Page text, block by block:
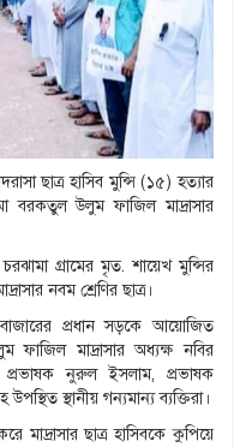
ছাত্র হাসিব মুন্সি (১৫) হত্যার
বরকতুল উলুম ফাজিল মাদ্রাসার
গ্রামের মৃত. শায়েখ মুন্সির
নবম শ্রেণির ছাত্র।
প্রধান সড়কে আয়োজিত
ফাজিল মাদ্রাসার অধ্যক্ষ নবির
নুরুল ইসলাম, প্রভাষক
স্থানীয় গন্যমান্য ব্যক্তিরা।
মাদ্রাসার ছাত্র হাসিবকে কুপিয়ে